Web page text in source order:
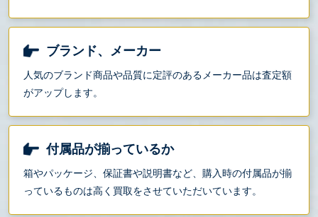
ブランド、メーカー
人気のブランド商品や品質に定評のあるメーカー品は査定額
がアップします。
付属品が揃っているか
箱やパッケージ、保証書や説明書など、購入時の付属品が揃
っているものは高く買取をさせていただいています。